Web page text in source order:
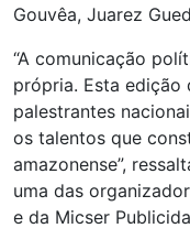
Gouvêa, Juarez
“A comunicação
própria. Esta
palestrantes
os talentos que
amazonense”,
uma das
e da Micser